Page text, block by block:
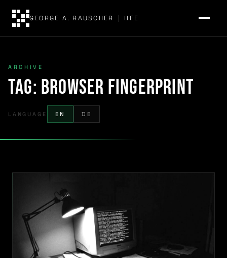
GEORGE A. RAUSCHER | IIFE
ARCHIVE
Tag: browser fingerprint
LANGUAGE EN DE